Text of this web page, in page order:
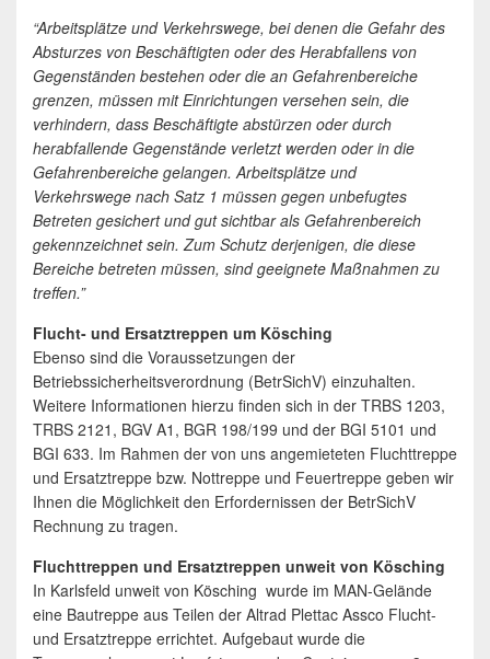
“Arbeitsplätze und Verkehrswege, bei denen die Gefahr des
Absturzes von Beschäftigten oder des Herabfallens von
Gegenständen bestehen oder die an Gefahrenbereiche
grenzen, müssen mit Einrichtungen versehen sein, die
verhindern, dass Beschäftigte abstürzen oder durch
herabfallende Gegenstände verletzt werden oder in die
Gefahrenbereiche gelangen. Arbeitsplätze und
Verkehrswege nach Satz 1 müssen gegen unbefugtes
Betreten gesichert und gut sichtbar als Gefahrenbereich
gekennzeichnet sein. Zum Schutz derjenigen, die diese
Bereiche betreten müssen, sind geeignete Maßnahmen zu
treffen.”
Flucht- und Ersatztreppen um Kösching
Ebenso sind die Voraussetzungen der
Betriebssicherheitsverordnung (BetrSichV) einzuhalten.
Weitere Informationen hierzu finden sich in der TRBS 1203,
TRBS 2121, BGV A1, BGR 198/199 und der BGI 5101 und
BGI 633. Im Rahmen der von uns angemieteten Fluchttreppe
und Ersatztreppe bzw. Nottreppe und Feuertreppe geben wir
Ihnen die Möglichkeit den Erfordernissen der BetrSichV
Rechnung zu tragen.
Fluchttreppen und Ersatztreppen unweit von Kösching
In Karlsfeld unweit von Kösching wurde im MAN-Gelände
eine Bautreppe aus Teilen der Altrad Plettac Assco Flucht-
und Ersatztreppe errichtet. Aufgebaut wurde die